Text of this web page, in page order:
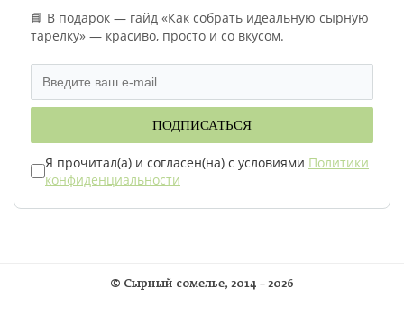
📘 В подарок — гайд «Как собрать идеальную сырную
тарелку» — красиво, просто и со вкусом.
ПОДПИСАТЬСЯ
Я прочитал(а) и согласен(на) с условиями Политики
конфиденциальности
© Сырный сомелье, 2014 – 2026